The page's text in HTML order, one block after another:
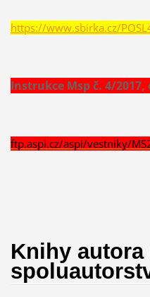
https://www.sbirka.cz/
Instrukce Msp č. 4/
ftp.aspi.cz/aspi/vestniky/
Knihy autora